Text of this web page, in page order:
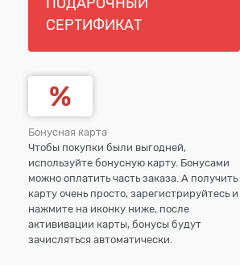
ПОДАРОЧНЫЙ
СЕРТИФИКАТ
Бонусная карта
Чтобы покупки были выгодней,
используйте бонусную карту. Бонусами
можно оплатить часть заказа. А получить
карту очень просто, зарегистрируйтесь и
нажмите на иконку ниже, после
актививации карты, бонусы будут
зачисляться автоматически.